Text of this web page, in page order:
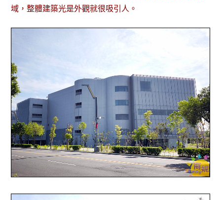
域，整體建築光是外觀就很吸引人。